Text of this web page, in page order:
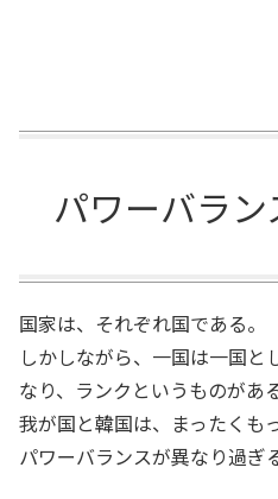
パワーバラン
国家は、それぞれ国である。
しかしながら、一国は一国と
なり、ランクというものがある
我が国と韓国は、まったくも
パワーバランスが異なり過ぎ